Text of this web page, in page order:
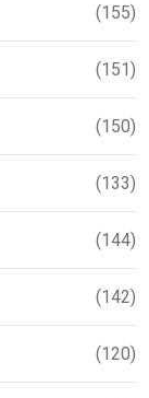
(155)
(151)
(150)
(133)
(144)
(142)
(120)